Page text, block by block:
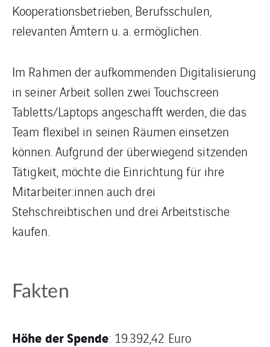
Kooperationsbetrieben, Berufsschulen,
relevanten Ämtern u. a. ermöglichen.
Im Rahmen der aufkommenden Digitalisierung
in seiner Arbeit sollen zwei Touchscreen
Tabletts/Laptops angeschafft werden, die das
Team flexibel in seinen Räumen einsetzen
können. Aufgrund der überwiegend sitzenden
Tätigkeit, möchte die Einrichtung für ihre
Mitarbeiter:innen auch drei
Stehschreibtischen und drei Arbeitstische
kaufen.
Fakten
Höhe der Spende: 19.392,42 Euro